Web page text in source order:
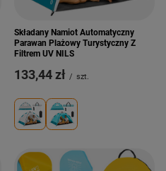
Składany Namiot Automatyczny
Parawan Plażowy Turystyczny Z
Filtrem UV NILS
133,44 zł / szt.